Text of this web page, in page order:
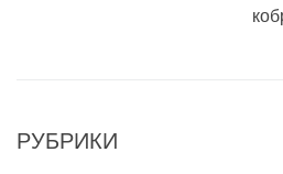
РУБРИКИ